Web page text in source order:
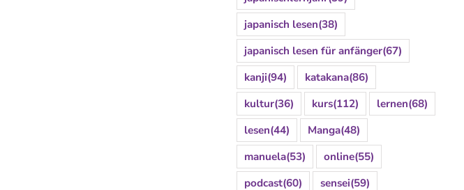
japanisch lesen(38)
japanisch lesen für anfänger(67)
kanji(94) katakana(86)
kultur(36) kurs(112) lernen(68)
lesen(44) Manga(48)
manuela(53) online(55)
podcast(60) sensei(59)